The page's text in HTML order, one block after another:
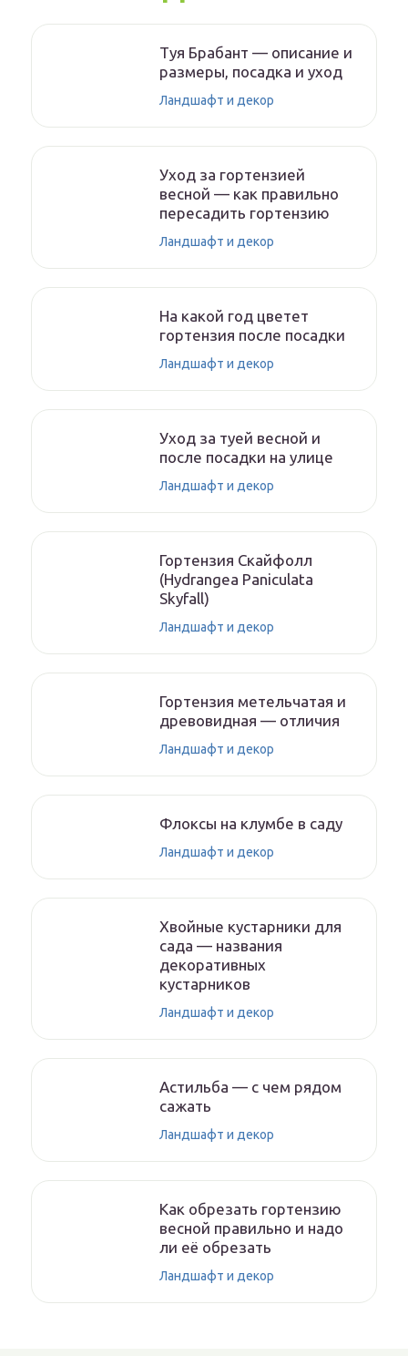
Туя Брабант — описание и
размеры, посадка и уход
Ландшафт и декор
Уход за гортензией
весной — как правильно
пересадить гортензию
Ландшафт и декор
На какой год цветет
гортензия после посадки
Ландшафт и декор
Уход за туей весной и
после посадки на улице
Ландшафт и декор
Гортензия Скайфолл
(Hydrangea Paniculata
Skyfall)
Ландшафт и декор
Гортензия метельчатая и
древовидная — отличия
Ландшафт и декор
Флоксы на клумбе в саду
Ландшафт и декор
Хвойные кустарники для
сада — названия
декоративных
кустарников
Ландшафт и декор
Астильба — с чем рядом
сажать
Ландшафт и декор
Как обрезать гортензию
весной правильно и надо
ли её обрезать
Ландшафт и декор